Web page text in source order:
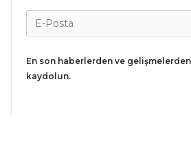
En son haberlerden ve
kaydolun.